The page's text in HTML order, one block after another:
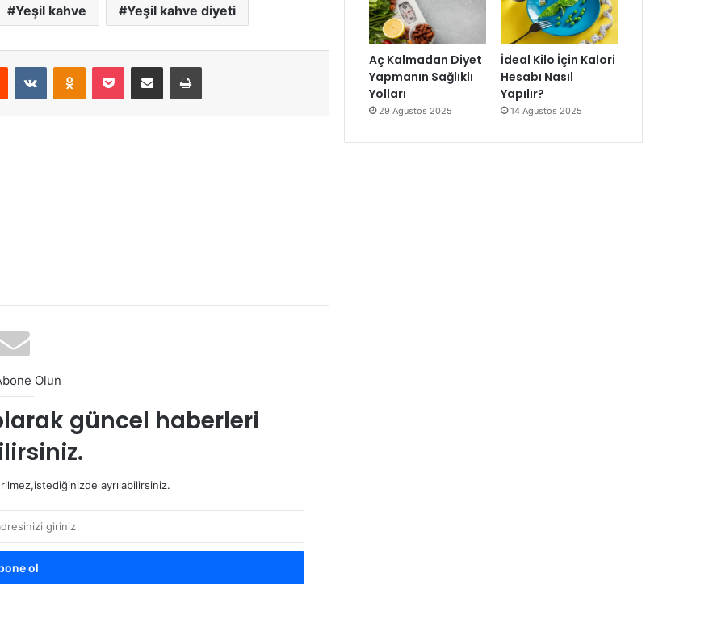
Yeşil kahve Yeşil kahve diyeti
Reddit VKontakteOdnoklassniki
Pocket E-Posta ile paylaş Yazdır
Olun
güncel haberleri
ayrılabilirsiniz.
Aç Kalmadan Diyet
Yapmanın Sağlıklı
Yolları
29 Ağustos 2025
İdeal Kilo İçin Kalori
Hesabı Nasıl
Yapılır?
14 Ağustos 2025